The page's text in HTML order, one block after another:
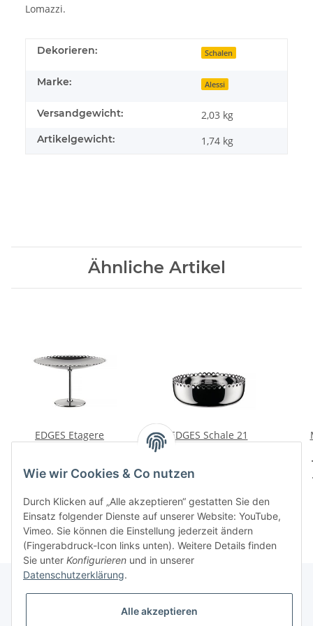
Lomazzi.
Dekorieren: Schalen
Marke: Alessi
Versandgewicht: 2,03 kg
Artikelgewicht: 1,74 kg
Ähnliche Artikel
EDGES Etagere
EDGES Schale 21
Wie wir Cookies & Co nutzen
Durch Klicken auf „Alle akzeptieren“ gestatten Sie den
Einsatz folgender Dienste auf unserer Website: YouTube,
Vimeo. Sie können die Einstellung jederzeit ändern
(Fingerabdruck-Icon links unten). Weitere Details finden
Sie unter Konfigurieren und in unserer
Datenschutzerklärung.
Alle akzeptieren